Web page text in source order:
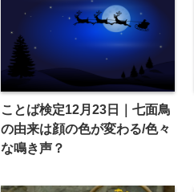
ことば検定12月23日｜七面鳥
の由来は顔の色が変わる/色々
な鳴き声？